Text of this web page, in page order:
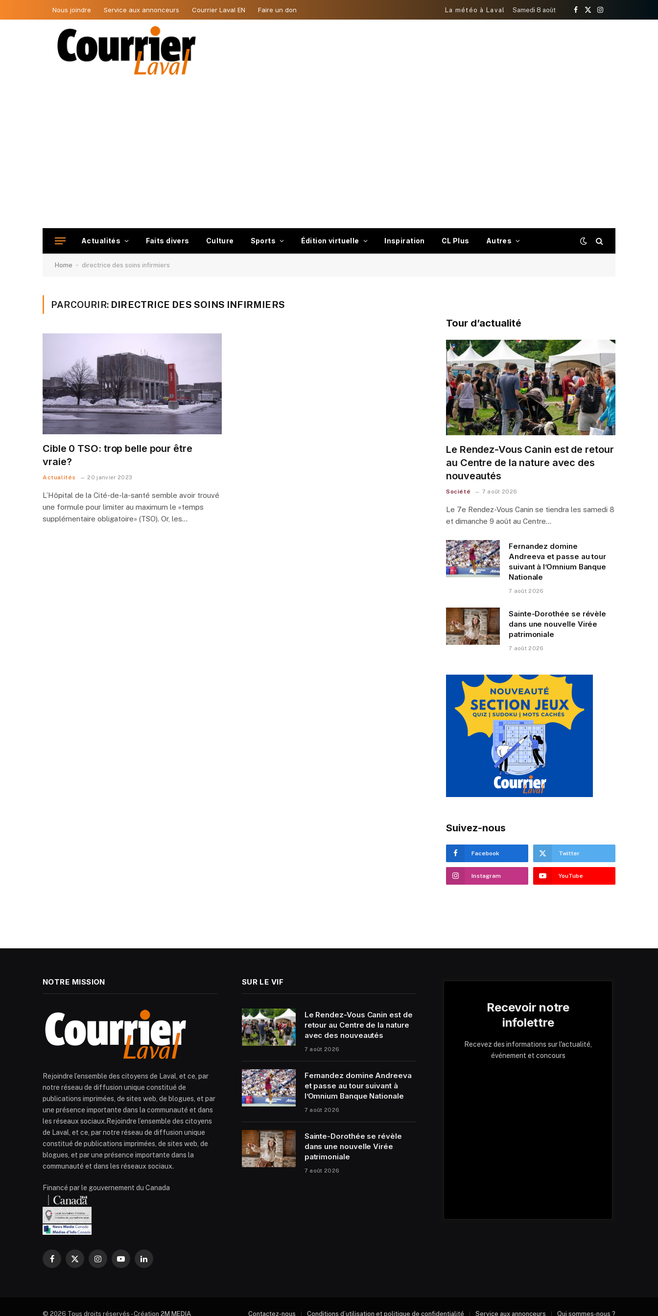
Nous joindre Service aux annonceurs Courrier Laval EN Faire un don La météo à Laval Samedi 8 août
Facebook
X
Instagram
Actualités Faits divers Culture Sports Édition virtuelle Inspiration CL Plus Autres
Home - directrice des soins infirmiers
PARCOURIR: DIRECTRICE DES SOINS INFIRMIERS
Cible 0 TSO: trop belle pour être
vraie?
Actualités 20 janvier 2023
L’Hôpital de la Cité-de-la-santé semble avoir trouvé
une formule pour limiter au maximum le «temps
supplémentaire obligatoire» (TSO). Or, les…
Tour d’actualité
Le Rendez-Vous Canin est de retour
au Centre de la nature avec des
nouveautés
Société 7 août 2026
Le 7e Rendez-Vous Canin se tiendra les samedi 8
et dimanche 9 août au Centre…
Fernandez domine
Andreeva et passe au tour
suivant à l’Omnium Banque
Nationale
7 août 2026
Sainte-Dorothée se révèle
dans une nouvelle Virée
patrimoniale
7 août 2026
Suivez-nous
Facebook Twitter
Instagram YouTube
NOTRE MISSION
Rejoindre l’ensemble des citoyens de Laval, et ce, par
notre réseau de diffusion unique constitué de
publications imprimées, de sites web, de blogues, et par
une présence importante dans la communauté et dans
les réseaux sociaux.Rejoindre l’ensemble des citoyens
de Laval, et ce, par notre réseau de diffusion unique
constitué de publications imprimées, de sites web, de
blogues, et par une présence importante dans la
communauté et dans les réseaux sociaux.
Financé par le gouvernement du Canada
Facebook
X
InstagramYouTubeLinkedIn
SUR LE VIF
Le Rendez-Vous Canin est de
retour au Centre de la nature
avec des nouveautés
7 août 2026
Fernandez domine Andreeva
et passe au tour suivant à
l’Omnium Banque Nationale
7 août 2026
Sainte-Dorothée se révèle
dans une nouvelle Virée
patrimoniale
7 août 2026
Recevoir notre
infolettre
Recevez des informations sur l'actualité,
événement et concours
© 2026 Tous droits réservés - Création 2M MEDIA Contactez-nous Conditions d’utilisation et politique de confidentialité Service aux annonceurs Qui sommes-nous ?